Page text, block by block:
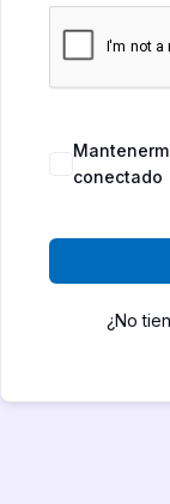
conectado
¿No